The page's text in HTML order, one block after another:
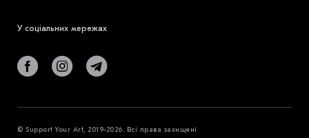
У соціальних мережах
© Support Your Art, 2019-2026. Всі права захищені